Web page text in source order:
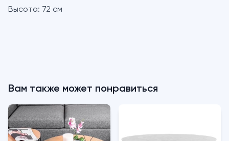
Высота: 72 см
Вам также может понравиться